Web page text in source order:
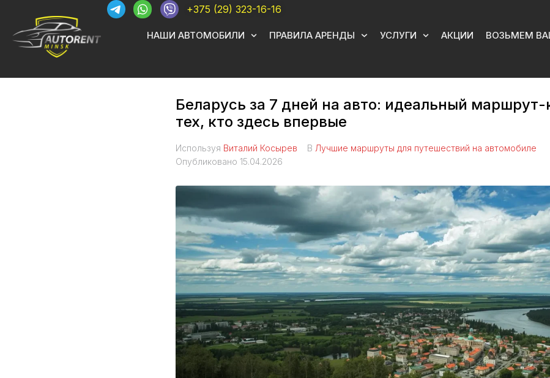
+375 (29) 323-16-16
НАШИ АВТОМОБИЛИ ПРАВИЛА АРЕНДЫ УСЛУГИ АКЦИИ ВОЗЬМЕМ
Беларусь за 7 дней на авто: идеальный маршрут-
тех, кто здесь впервые
Используя Виталий Косырев В Лучшие маршруты для путешествий на автомобиле
Опубликовано 15.04.2026